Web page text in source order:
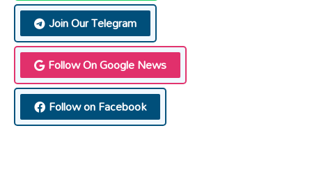
Join Our Telegram
Follow On Google News
Follow on Facebook